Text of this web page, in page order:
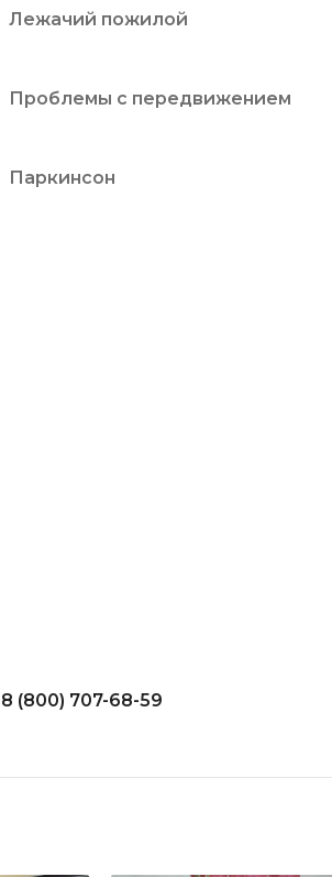
Лежачий пожилой
Проблемы с передвижением
Паркинсон
8 (800) 707-68-59